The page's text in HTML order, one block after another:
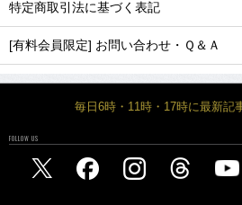
特定商取引法に基づく表記
[有料会員限定] お問い合わせ・Ｑ＆Ａ
毎日6時・11時・17時に最新記
FOLLOW US